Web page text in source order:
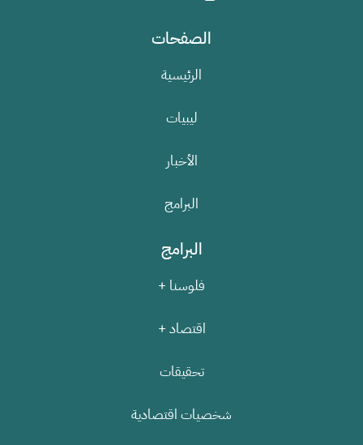
الصفحات
الرئيسية
ليبيات
الأخبار
البرامج
البرامج
فلوسنا +
اقتصاد +
تحقيقات
شخصيات اقتصادية